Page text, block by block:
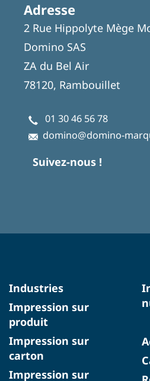
Adresse
2 Rue Hippolyte Mège
Domino SAS
ZA du Bel Air
78120, Rambouillet
01 30 46 56 78
domino@domino-
Suivez-nous !
Industries
Impression sur
produit
Impression sur
carton
Impression sur